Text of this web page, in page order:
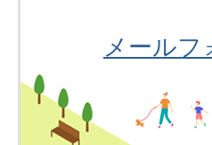
メール